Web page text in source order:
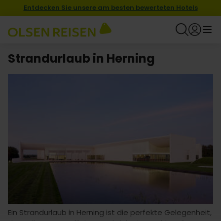
Entdecken Sie unsere am besten bewerteten Hotels
Strandurlaub in Herning
Ein Strandurlaub in Herning ist die perfekte Gelegenheit,